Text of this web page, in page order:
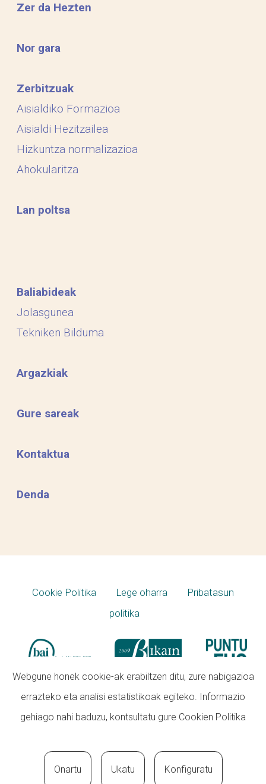
Zer da Hezten
Nor gara
Zerbitzuak
Aisialdiko Formazioa
Aisialdi Hezitzailea
Hizkuntza normalizazioa
Ahokularitza
Lan poltsa
Baliabideak
Jolasgunea
Tekniken Bilduma
Argazkiak
Gure sareak
Kontaktua
Denda
Cookie Politika Lege oharra
Pribatasun
politika
Webgune honek cookie-ak erabiltzen ditu, zure nabigazioa
errazteko eta analisi estatistikoak egiteko. Informazio
gehiago nahi baduzu, kontsultatu gure Cookien Politika
Onartu Ukatu Konfiguratu